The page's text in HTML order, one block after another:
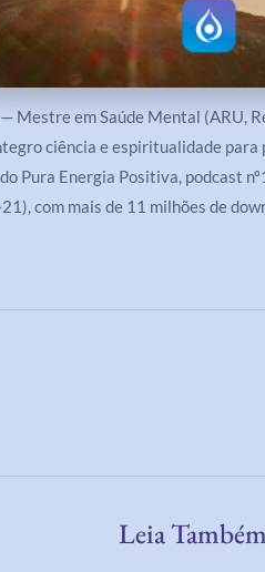
Mestre em Saúde Mental (ARU,
ciência e espiritualidade
Pura Energia Positiva, podcast
com mais de 11 milhões de
Leia Também